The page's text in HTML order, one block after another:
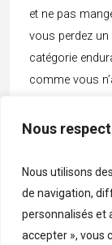
Nous
Nous utilisons
de navigation,
personnalisés et
accepter », vous
et ne pas
vous perdez
catégorie
comme vous
aussi le
Cliquez